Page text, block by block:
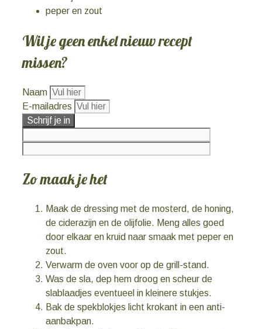
peper en zout
Wil je geen enkel nieuw recept
missen?
Naam
E-mailadres
Schrijf je in
Zo maak je het
Maak de dressing met de mosterd, de honing,
de ciderazijn en de olijfolie. Meng alles goed
door elkaar en kruid naar smaak met peper en
zout.
Verwarm de oven voor op de grill-stand.
Was de sla, dep hem droog en scheur de
slablaadjes eventueel in kleinere stukjes.
Bak de spekblokjes licht krokant in een anti-
aanbakpan.